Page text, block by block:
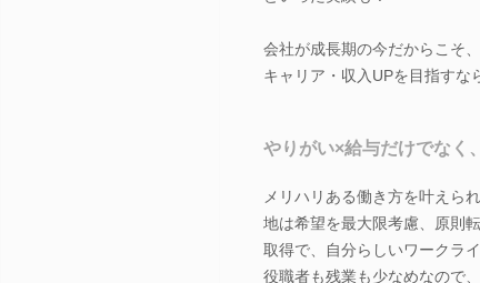
会社が成長期の今だからこそ
キャリア・収入UPを目指すな
やりがい×給与だけでなく
メリハリある働き方を叶えら
地は希望を最大限考慮、原則
取得で、自分らしいワークラ
役職者も残業も少なめなので